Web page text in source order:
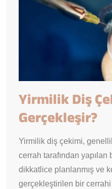
Yirmilik Diş
Gerçekleşir?
Yirmilik diş çekimi,
cerrah tarafından
dikkatlice planlanmış ve
gerçekleştirilen bir